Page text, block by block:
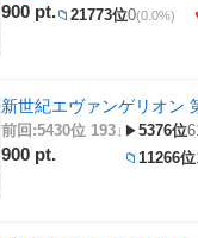
900 pt.📁 21773位0(0.0%)
新世紀エヴァンゲリオン
前回:5430位 193↓
900 pt.
▶5376位
📁 11266位